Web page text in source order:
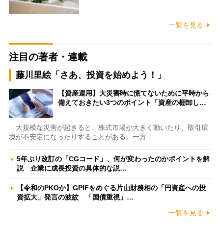
一覧を見る
注目の著者・連載
藤川里絵「さあ、投資を始めよう！」
【資産運用】大災害時に慌てないために平時から
備えておきたい3つのポイント「資産の棚卸し…
大規模な災害が起きると、株式市場が大きく動いたり、取引環
境が不安定になったりすることがある。一方…
5年ぶり改訂の「CGコード」、何が変わったのかポイントを解
説 企業に成長投資の具体的な説…
【令和のPKOか】GPIFをめぐる片山財務相の「円資産への投
資拡大」発言の波紋 「国債重視」…
一覧を見る